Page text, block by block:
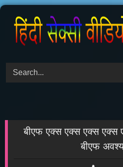
Skip
content
बीएफ एक्स एक्स एक्स एक्स
बीएफ